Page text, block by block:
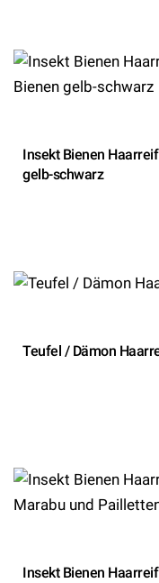
Insekt Bienen
gelb-schwarz
Teufel / Dämon
Insekt Bienen